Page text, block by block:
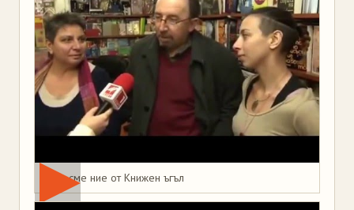
Това сме ние от Книжен ъгъл